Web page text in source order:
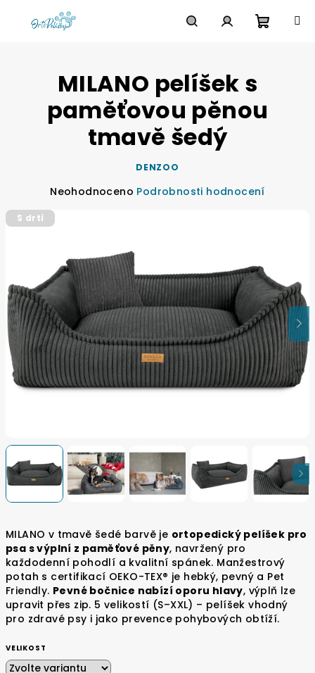
MILANO v tmavě šedé barvě je ortopedický pelíšek pro
psa s výplní z paměťové pěny, navržený pro
každodenní pohodlí a kvalitní spánek. Manžestrový
potah s certifikací OEKO-TEX® je hebký, pevný a Pet
Friendly. Pevné bočnice nabízí oporu hlavy, výplň lze
upravit přes zip. 5 velikostí (S–XXL) – pelíšek vhodný
pro zdravé psy i jako prevence pohybových obtíží.
VELIKOST
MILANO pelíšek s
paměťovou pěnou
tmavě šedý
DENZOO
Průměrné
5
hvězdiček.
Neohodnoceno Podrobnosti hodnocení
S drtí